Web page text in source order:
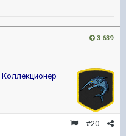
3 639
Коллекционер
#20